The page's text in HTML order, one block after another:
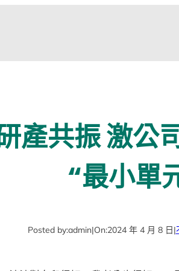
產共振 激公
“最小單
Posted by:admin|On:2024 年 4 月 8 日|